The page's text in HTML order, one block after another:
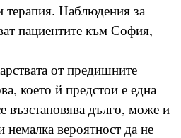
терапия. Наблюдения за
пациентите към София,
от предишните
което й предстои е една
възстановява дълго, може и
вероятност да не